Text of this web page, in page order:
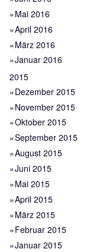
Mai 2016
April 2016
März 2016
Januar 2016
2015
Dezember 2015
November 2015
Oktober 2015
September 2015
August 2015
Juni 2015
Mai 2015
April 2015
März 2015
Februar 2015
Januar 2015